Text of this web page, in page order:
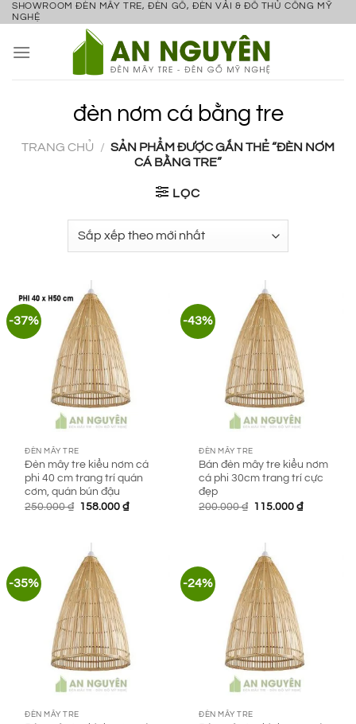
Bỏ
nội
SHOWROOM ĐÈN MÂY TRE, ĐÈN GỖ, ĐÈN VẢI & ĐỒ THỦ CÔNG MỸ
NGHỆ
đèn nơm cá bằng tre
TRANG CHỦ / SẢN PHẨM ĐƯỢC GẮN THẺ “ĐÈN NƠM
CÁ BẰNG TRE”
LỌC
-37%
ĐÈN MÂY TRE
Đèn mây tre kiểu nơm cá
phi 40 cm trang trí quán
cơm, quán bún đậu
250.000₫ Giá
158.000₫Giá
-43%
ĐÈN MÂY TRE
Bán đèn mây tre kiểu nơm
cá phi 30cm trang trí cực
đẹp
200.000₫ Giá
115.000₫Giá
-35%
ĐÈN MÂY TRE
-24%
ĐÈN MÂY TRE